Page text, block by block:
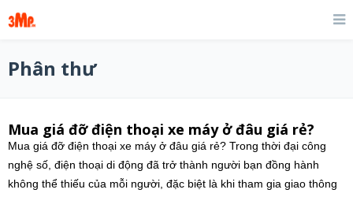
Phân thư
Mua giá đỡ điện thoại xe máy ở đâu giá rẻ?
Mua giá đỡ điện thoại xe máy ở đâu giá rẻ? Trong thời đại công
nghệ số, điện thoại di động đã trở thành người bạn đồng hành
không thể thiếu của mỗi người, đặc biệt là khi tham gia giao thông